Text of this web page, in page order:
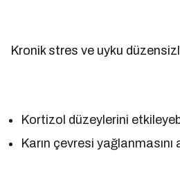
Kronik stres ve uyku
Kortizol düzeylerini
Karın çevresi yağlanmasını